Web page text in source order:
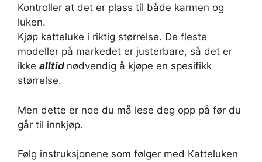
Kontroller at det er plass til både karmen og
luken.
Kjøp katteluke i riktig størrelse. De fleste
modeller på markedet er justerbare, så det er
ikke alltid nødvendig å kjøpe en spesifikk
størrelse.
Men dette er noe du må lese deg opp på før du
går til innkjøp.
Følg instruksjonene som følger med Katteluken